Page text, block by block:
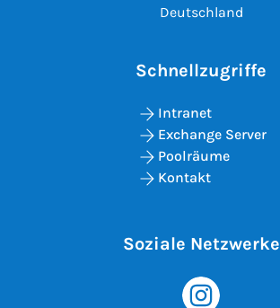
Deutschland
Schnellzugriffe
Intranet
Exchange Server
Poolräume
Kontakt
Soziale Netzwerke